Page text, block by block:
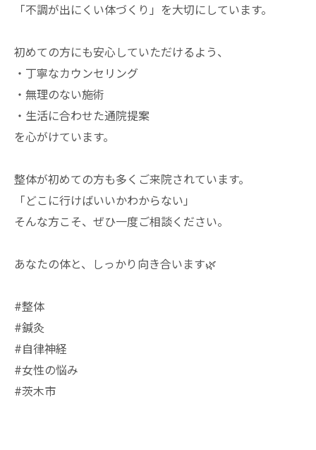
「不調が出にくい体づくり」を大切にしています。
初めての方にも安心していただけるよう、
・丁寧なカウンセリング
・無理のない施術
・生活に合わせた通院提案
を心がけています。
整体が初めての方も多くご来院されています。
「どこに行けばいいかわからない」
そんな方こそ、ぜひ一度ご相談ください。
あなたの体と、しっかり向き合います🌿
#整体
#鍼灸
#自律神経
#女性の悩み
#茨木市